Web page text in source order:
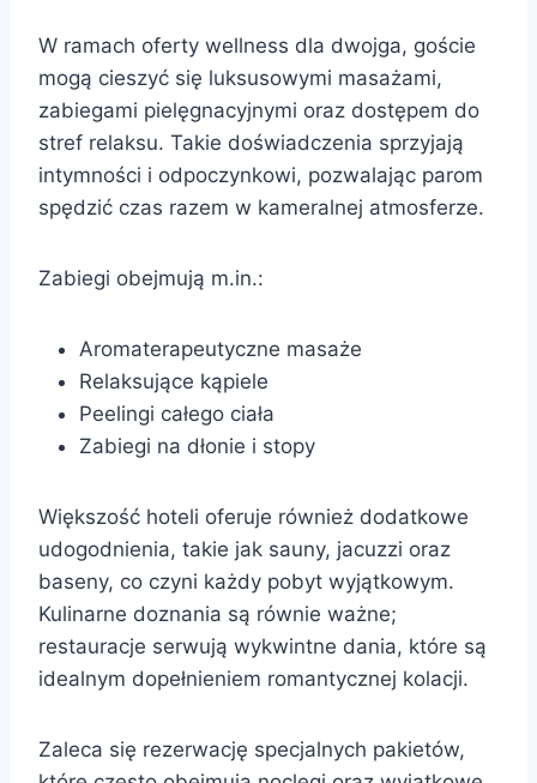
W ramach oferty wellness dla dwojga, goście
mogą cieszyć się luksusowymi masażami,
zabiegami pielęgnacyjnymi oraz dostępem do
stref relaksu. Takie doświadczenia sprzyjają
intymności i odpoczynkowi, pozwalając parom
spędzić czas razem w kameralnej atmosferze.
Zabiegi obejmują m.in.:
Aromaterapeutyczne masaże
Relaksujące kąpiele
Peelingi całego ciała
Zabiegi na dłonie i stopy
Większość hoteli oferuje również dodatkowe
udogodnienia, takie jak sauny, jacuzzi oraz
baseny, co czyni każdy pobyt wyjątkowym.
Kulinarne doznania są równie ważne;
restauracje serwują wykwintne dania, które są
idealnym dopełnieniem romantycznej kolacji.
Zaleca się rezerwację specjalnych pakietów,